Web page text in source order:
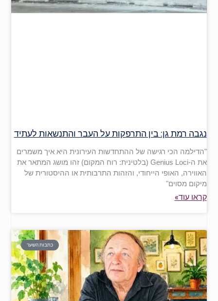
נגבה רמת גן: בין התרפקות על העבר והתנשאות לעתיד
"הדילמה הכי רגישה של ההתחדשות העירונית היא איך משמרים
את ה-Genius Loci (בלטינית: רוח המקום) זהו מושג המתאר את
האווירה, האופי הייחודי, והזהות התרבותית או ההיסטורית של
מיקום מסוים"
קראו עוד»
כתבות השער